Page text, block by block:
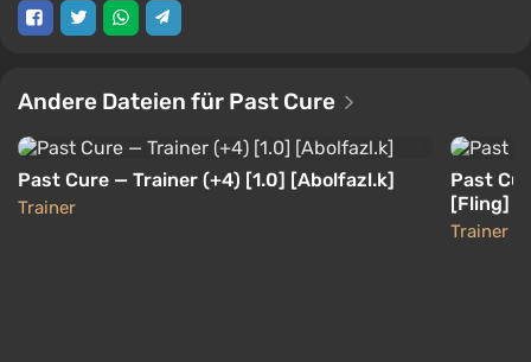
Andere Dateien für Past Cure
Past Cure — Trainer (+4) [1.0] [Abolfazl.k]
Trainer
Past
[Fling]
Trainer